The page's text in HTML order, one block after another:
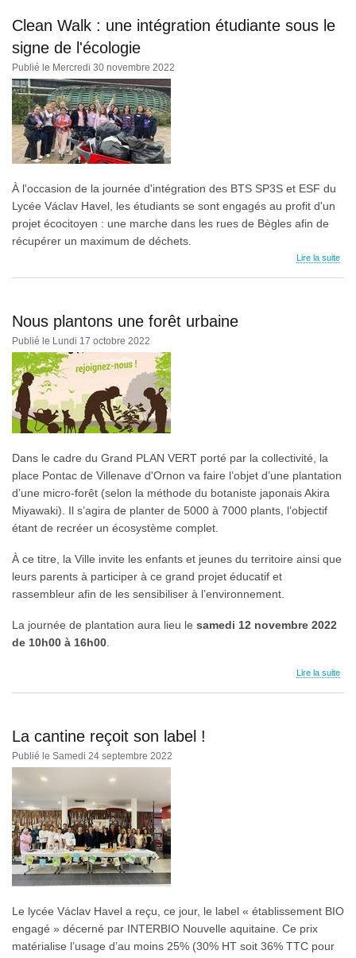
Clean Walk : une intégration étudiante sous le
signe de l'écologie
Publié le Mercredi 30 novembre 2022
À l'occasion de la journée d'intégration des BTS SP3S et ESF du
Lycée Václav Havel, les étudiants se sont engagés au profit d'un
projet écocitoyen : une marche dans les rues de Bègles afin de
récupérer un maximum de déchets.
Lire la suite
Nous plantons une forêt urbaine
Publié le Lundi 17 octobre 2022
Dans le cadre du Grand PLAN VERT porté par la collectivité, la
place Pontac de Villenave d'Ornon va faire l’objet d’une plantation
d’une micro-forêt (selon la méthode du botaniste japonais Akira
Miyawaki). Il s’agira de planter de 5000 à 7000 plants, l’objectif
étant de recréer un écosystème complet.
À ce titre, la Ville invite les enfants et jeunes du territoire ainsi que
leurs parents à participer à ce grand projet éducatif et
rassembleur afin de les sensibiliser à l’environnement.
La journée de plantation aura lieu le samedi 12 novembre 2022
de 10h00 à 16h00
Lire la suite
La cantine reçoit son label !
Publié le Samedi 24 septembre 2022
Le lycée Václav Havel a reçu, ce jour, le label « établissement BIO
engagé » décerné par INTERBIO Nouvelle aquitaine. Ce prix
matérialise l’usage d’au moins 25% (30% HT soit 36% TTC pour